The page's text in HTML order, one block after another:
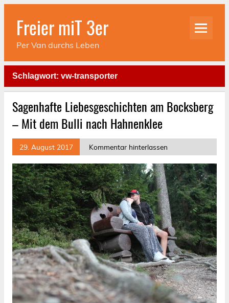
Skip
contentFreier miT 3er
Per Van durchs Leben
Schlagwort: vw-transporter
Sagenhafte Liebesgeschichten am Bocksberg
– Mit dem Bulli nach Hahnenklee
29. August 2017 Kommentar hinterlassen